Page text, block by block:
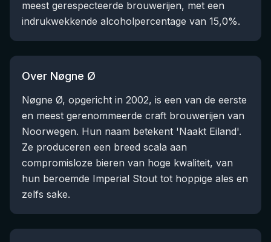
meest gerespecteerde brouwerijen, met een
indrukwekkende alcoholpercentage van 15,0%.
Over Nøgne Ø
Nøgne Ø, opgericht in 2002, is een van de eerste
en meest gerenommeerde craft brouwerijen van
Noorwegen. Hun naam betekent 'Naakt Eiland'.
Ze produceren een breed scala aan
compromisloze bieren van hoge kwaliteit, van
hun beroemde Imperial Stout tot hoppige ales en
zelfs sake.